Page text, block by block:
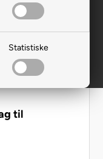
Statistiske
til